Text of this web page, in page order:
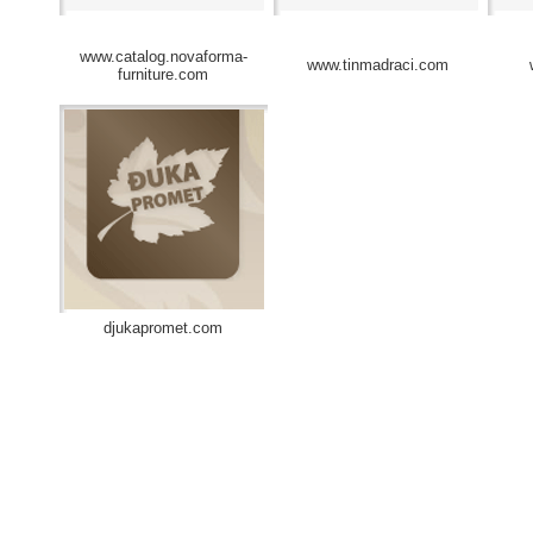
www.catalog.novaforma-
furniture.com
www.tinmadraci.com
djukapromet.com